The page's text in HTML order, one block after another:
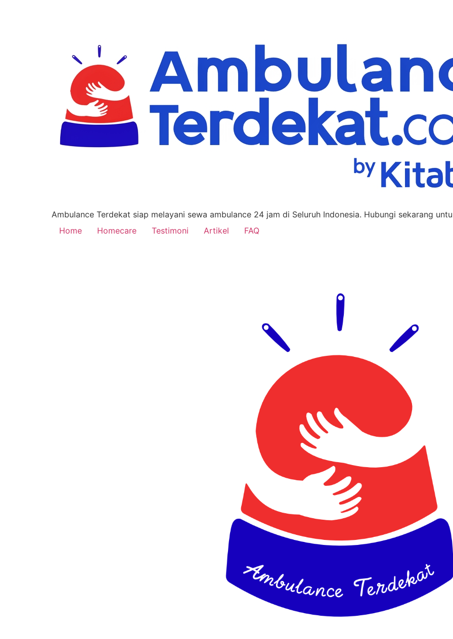
Ambulance Terdekat siap melayani sewa ambulance 24 jam di Seluruh Indonesia. Hubungi sekarang
Home
Homecare Testimoni Artikel FAQ